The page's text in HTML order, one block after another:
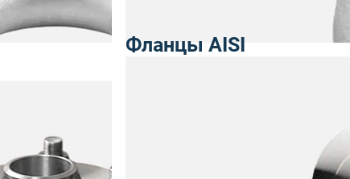
Фланцы AISI